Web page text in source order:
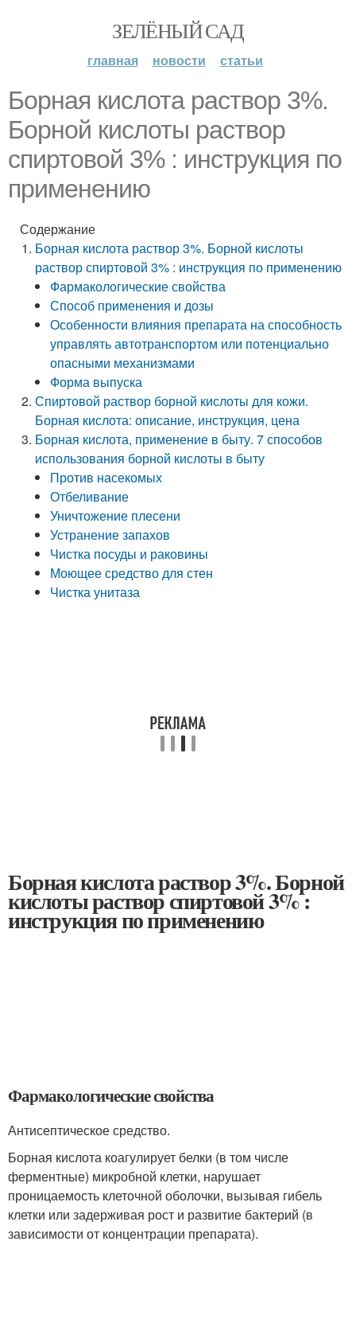
ЗЕЛЁНЫЙ САД
главная новости статьи
Борная кислота раствор 3%.
Борной кислоты раствор
спиртовой 3% : инструкция по
применению
Содержание
Борная кислота раствор 3%. Борной кислоты
раствор спиртовой 3% : инструкция по применению
Фармакологические свойства
Способ применения и дозы
Особенности влияния препарата на способность
управлять автотранспортом или потенциально
опасными механизмами
Форма выпуска
Спиртовой раствор борной кислоты для кожи.
Борная кислота: описание, инструкция, цена
Борная кислота, применение в быту. 7 способов
использования борной кислоты в быту
Против насекомых
Отбеливание
Уничтожение плесени
Устранение запахов
Чистка посуды и раковины
Моющее средство для стен
Чистка унитаза
Борная кислота раствор 3%. Борной
кислоты раствор спиртовой 3% :
инструкция по применению
Фармакологические свойства
Антисептическое средство.
Борная кислота коагулирует белки (в том числе
ферментные) микробной клетки, нарушает
проницаемость клеточной оболочки, вызывая гибель
клетки или задерживая рост и развитие бактерий (в
зависимости от концентрации препарата).